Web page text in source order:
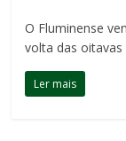
O Fluminense
volta das oitavas
Ler mais